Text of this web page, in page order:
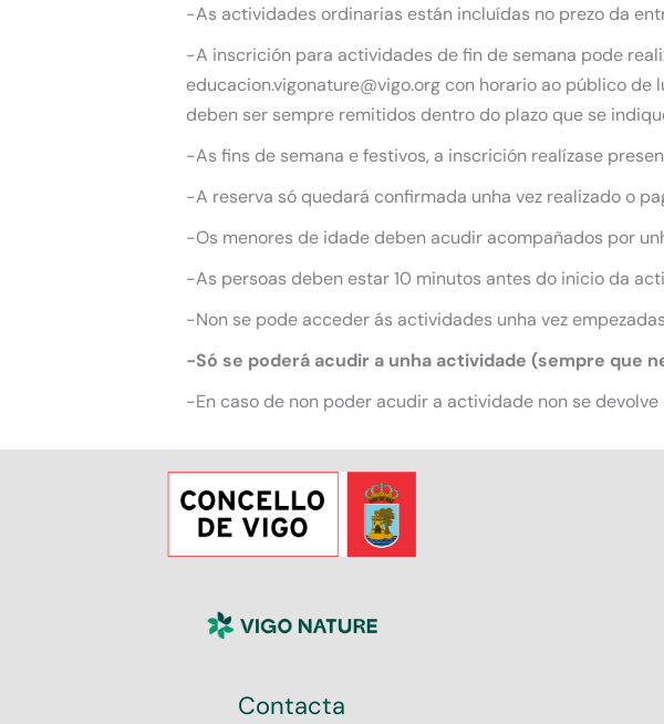
-As actividades ordinarias están incluídas no prezo da
-A inscrición para actividades de fin de semana pode
educacion.vigonature@vigo.org con horario ao público
deben ser sempre remitidos dentro do plazo que se
-As fins de semana e festivos, a inscrición realízase
-A reserva só quedará confirmada unha vez realizado o
-Os menores de idade deben acudir acompañados por
-As persoas deben estar 10 minutos antes do inicio da
-Non se pode acceder ás actividades unha vez
-Só se poderá acudir a unha actividade (sempre que
-En caso de non poder acudir a actividade non se
Contacta